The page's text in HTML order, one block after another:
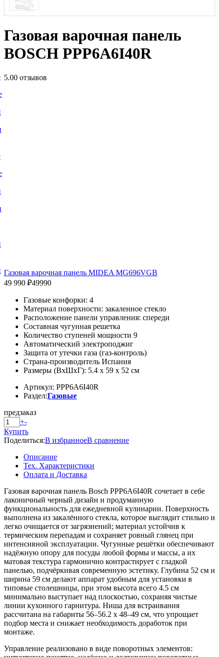
Газовая варочная панель
BOSCH PPP6A6I40R
5.00 отзывов
Газовая варочная панель MIDEA MG696VGB
49 990 ₽49990
Газовые конфорки: 4
Материал поверхности: закаленное стекло
Расположение панели управления: спереди
Составная чугунная решетка
Количество ступеней мощности 9
Автоматический электроподжиг
Защита от утечки газа (газ-контроль)
Страна-производитель Испания
Размеры (ВхШхГ): 5.4 x 59 x 52 см
Артикул: PPP6A6I40R
Раздел:Газовые
предзаказ
+-
Купить
Поделиться:В избранноеВ сравнение
Описание
Тех. Характеристики
Оплата и Доставка
Газовая варочная панель Bosch PPP6A6I40R сочетает в себе
лаконичный черный дизайн и продуманную
функциональность для ежедневной кулинарии. Поверхность
выполнена из закалённого стекла, которое выглядит стильно и
легко очищается от загрязнений; материал устойчив к
термическим перепадам и сохраняет ровный глянец при
интенсивной эксплуатации. Чугунные решётки обеспечивают
надёжную опору для посуды любой формы и массы, а их
матовая текстура гармонично контрастирует с гладкой
панелью, подчёркивая современную эстетику. Глубина 52 см и
ширина 59 см делают аппарат удобным для установки в
типовые столешницы, при этом высота всего 4.5 см
минимально выступает над плоскостью, сохраняя чистые
линии кухонного гарнитура. Ниша для встраивания
рассчитана на габариты 56–56.2 х 48–49 см, что упрощает
подбор места и снижает необходимость доработок при
монтаже.
Управление реализовано в виде поворотных элементов: